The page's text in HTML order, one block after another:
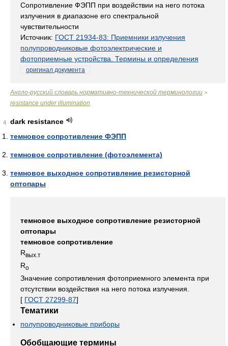
Сопротивление ФЭПП при воздействии на него потока
излучения в диапазоне его спектральной
чувствительности
Источник: ГОСТ 21934-83: Приемники излучения
полупроводниковые фотоэлектрические и
фотоприемные устройства. Термины и определения
оригинал документа
Англо-русский словарь нормативно-технической терминологии >
resistance under illumination
4
dark resistance
темновое сопротивление ФЭПП
темновое сопротивление (фотоэлемента)
темновое выходное сопротивление резисторной
оптопары
темновое выходное сопротивление резисторной
оптопары
темновое сопротивление
Rвых.т
Ro
Значение сопротивления фотоприемного элемента при
отсутствии воздействия на него потока излучения.
[ ГОСТ 27299-87]
Тематики
полупроводниковые приборы
Обобщающие термины